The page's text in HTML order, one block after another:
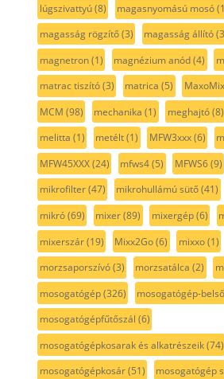
lúgszivattyú(8) magasnyomású mosó
magasság rögzítő(3) magasság állító
magnetron(1) magnézium anód(4)
matrac tiszító(3) matrica (5)
MCM (98) mechanika (1) meghajtó(8)
melitta (1) metélt(1) MFW3xxx(6)
MFW45XXX(24) mfws4(5) MFWS6(9)
mikrofilter(47) mikrohullámú sütő(41)
mikró(69) mixer(89) mixergép(6)
mixerszár(19) Mixx2Go(6) mixxo(1)
morzsaporszívó(3) morzsatálca (2)
mosogatógép(326) mosogatógép-belső
mosogatógépfűtőszál (6)
mosogatógépkosarak és alkatrészeik(74)
mosogatógépkosár(51) mosogatógép